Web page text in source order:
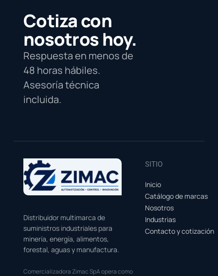
Cotiza con
nosotros hoy.
Respuesta en menos de
48 horas hábiles.
Asesoría técnica
incluida.
Distribuidor multimarca de
suministros industriales para
minería, energía, alimentos,
forestal, aguas y manufactura.
Comercializadora Zimac SpA opera como
SITIO
Inicio
Catálogo de marcas
Nosotros
Industrias
Contacto y cotización